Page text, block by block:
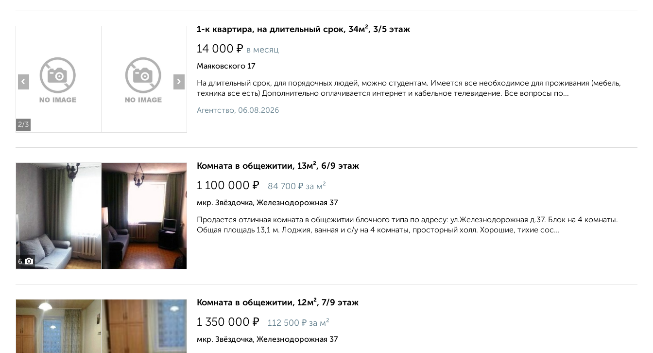
2/3
‹ ›
1-к квартира, на длительный срок, 34м², 3/5 этаж
14 000 ₽ в месяц
Маяковского 17
На длительный срок, для порядочных людей, можно студентам. Имеется все необходимое для проживания (мебель,
техника все есть) Дополнительно оплачивается интернет и кабельное телевидение. Все вопросы по...
Агентство, 06.08.2026
6
Комната в общежитии, 13м², 6/9 этаж
1 100 000 ₽ 84 700 ₽ за м²
мкр. Звёздочка, Железнодорожная 37
Продается отличная комната в общежитии блочного типа по адресу: ул.Железнодорожная д.37. Блок на 4 комнаты.
Общая площадь 13,1 м. Лоджия, ванная и с/у на 4 комнаты, просторный холл. Хорошие, тихие сос...
Комната в общежитии, 12м², 7/9 этаж
1 350 000 ₽ 112 500 ₽ за м²
мкр. Звёздочка, Железнодорожная 37